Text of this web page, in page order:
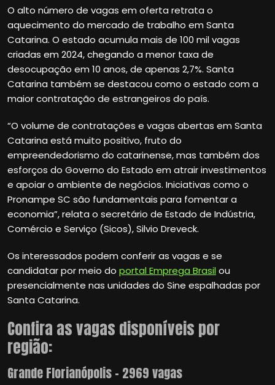
O alto número de vagas em oferta retrata o
aquecimento do mercado de trabalho em Santa
Catarina. O estado acumula mais de 100 mil vagas
criadas em 2024, chegando a menor taxa de
desocupação em 10 anos, de apenas 2,7%. Santa
Catarina também se destacou como o estado com a
maior contratação de estrangeiros do país.
“O volume de contratações e vagas abertas em Santa
Catarina está muito positivo, fruto do
empreendedorismo do catarinense, mas também dos
esforços do Governo do Estado em atrair investimentos
e apoiar o ambiente de negócios. Iniciativas como o
Pronampe SC são fundamentais para fomentar a
economia”, relata o secretário de Estado de Indústria,
Comércio e Serviço (Sicos), Silvio Dreveck.
Os interessados podem conferir as vagas e se
candidatar por meio do portal Emprega Brasilou
presencialmente nas unidades do Sine espalhadas por
Santa Catarina.
Confira as vagas disponíveis por
região:
Grande Florianópolis – 2969 vagas